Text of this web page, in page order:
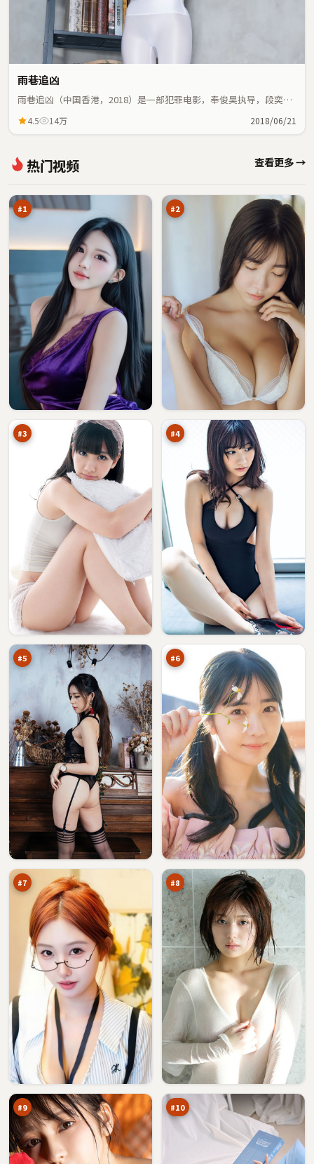
雨巷追凶
雨巷追凶（中国香港，2018）是一部犯罪电影，奉俊昊执导，段奕
4.5 14万 2018/06/21
热门视频 查看更多 →
#1
焰
终 98
#2
口
#3
旧
疑
踪
97
万
#4
失
控
岛万
#5
东
篱
折
点
94
万
#6
热
廊万
#7
黑
潮
旧
账
本
万
#8
潮
汐
归
零
点
91
万
#9
双
生
疑
云万
#10
汐
法
则
90
万